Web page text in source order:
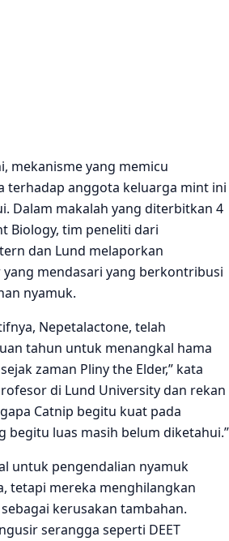
mekanisme yang memicu
terhadap anggota keluarga mint ini
Dalam makalah yang diterbitkan 4
Biology, tim peneliti dari
dan Lund melaporkan
mendasari yang berkontribusi
nyamuk.
Nepetalactone, telah
tahun untuk menangkal hama
zaman Pliny the Elder,” kata
di Lund University dan rekan
Catnip begitu kuat pada
begitu luas masih belum diketahui.”
untuk pengendalian nyamuk
tetapi mereka menghilangkan
kerusakan tambahan.
serangga seperti DEET